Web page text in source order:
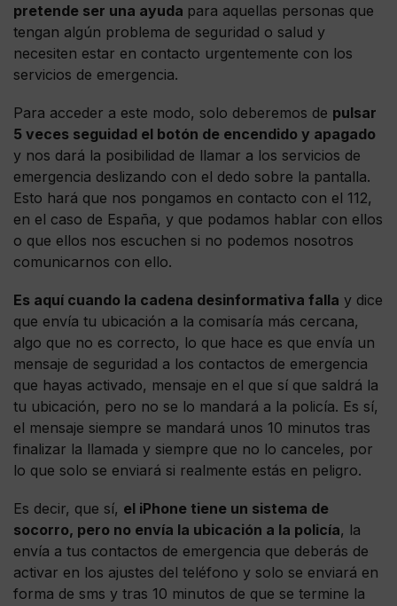
pretende ser una ayuda para aquellas personas que
tengan algún problema de seguridad o salud y
necesiten estar en contacto urgentemente con los
servicios de emergencia.
Para acceder a este modo, solo deberemos de pulsar
5 veces seguidad el botón de encendido y apagado
y nos dará la posibilidad de llamar a los servicios de
emergencia deslizando con el dedo sobre la pantalla.
Esto hará que nos pongamos en contacto con el 112,
en el caso de España, y que podamos hablar con ellos
o que ellos nos escuchen si no podemos nosotros
comunicarnos con ello.
Es aquí cuando la cadena desinformativa falla y dice
que envía tu ubicación a la comisaría más cercana,
algo que no es correcto, lo que hace es que envía un
mensaje de seguridad a los contactos de emergencia
que hayas activado, mensaje en el que sí que saldrá la
tu ubicación, pero no se lo mandará a la policía. Es sí,
el mensaje siempre se mandará unos 10 minutos tras
finalizar la llamada y siempre que no lo canceles, por
lo que solo se enviará si realmente estás en peligro.
Es decir, que sí, el iPhone tiene un sistema de
socorro, pero no envía la ubicación a la policía, la
envía a tus contactos de emergencia que deberás de
activar en los ajustes del teléfono y solo se enviará en
forma de sms y tras 10 minutos de que se termine la